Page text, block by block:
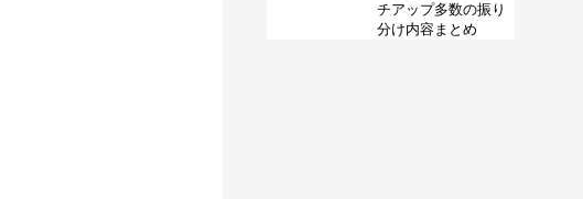
チアップ多数の振り
分け内容まとめ